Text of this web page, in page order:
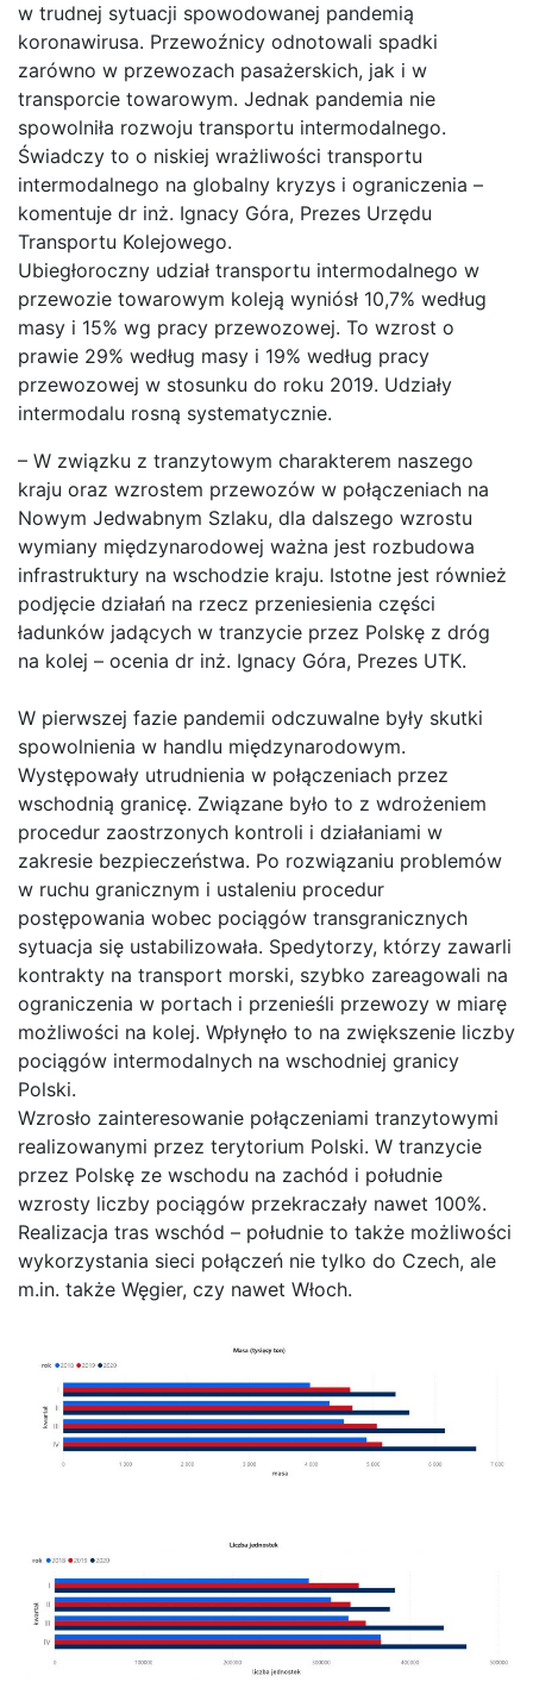
w trudnej sytuacji spowodowanej pandemią
koronawirusa. Przewoźnicy odnotowali spadki
zarówno w przewozach pasażerskich, jak i w
transporcie towarowym. Jednak pandemia nie
spowolniła rozwoju transportu intermodalnego.
Świadczy to o niskiej wrażliwości transportu
intermodalnego na globalny kryzys i ograniczenia –
komentuje dr inż. Ignacy Góra, Prezes Urzędu
Transportu Kolejowego.
Ubiegłoroczny udział transportu intermodalnego w
przewozie towarowym koleją wyniósł 10,7% według
masy i 15% wg pracy przewozowej. To wzrost o
prawie 29% według masy i 19% według pracy
przewozowej w stosunku do roku 2019. Udziały
intermodalu rosną systematycznie.
– W związku z tranzytowym charakterem naszego
kraju oraz wzrostem przewozów w połączeniach na
Nowym Jedwabnym Szlaku, dla dalszego wzrostu
wymiany międzynarodowej ważna jest rozbudowa
infrastruktury na wschodzie kraju. Istotne jest również
podjęcie działań na rzecz przeniesienia części
ładunków jadących w tranzycie przez Polskę z dróg
na kolej – ocenia dr inż. Ignacy Góra, Prezes UTK.
W pierwszej fazie pandemii odczuwalne były skutki
spowolnienia w handlu międzynarodowym.
Występowały utrudnienia w połączeniach przez
wschodnią granicę. Związane było to z wdrożeniem
procedur zaostrzonych kontroli i działaniami w
zakresie bezpieczeństwa. Po rozwiązaniu problemów
w ruchu granicznym i ustaleniu procedur
postępowania wobec pociągów transgranicznych
sytuacja się ustabilizowała. Spedytorzy, którzy zawarli
kontrakty na transport morski, szybko zareagowali na
ograniczenia w portach i przenieśli przewozy w miarę
możliwości na kolej. Wpłynęło to na zwiększenie liczby
pociągów intermodalnych na wschodniej granicy
Polski.
Wzrosło zainteresowanie połączeniami tranzytowymi
realizowanymi przez terytorium Polski. W tranzycie
przez Polskę ze wschodu na zachód i południe
wzrosty liczby pociągów przekraczały nawet 100%.
Realizacja tras wschód – południe to także możliwości
wykorzystania sieci połączeń nie tylko do Czech, ale
m.in. także Węgier, czy nawet Włoch.